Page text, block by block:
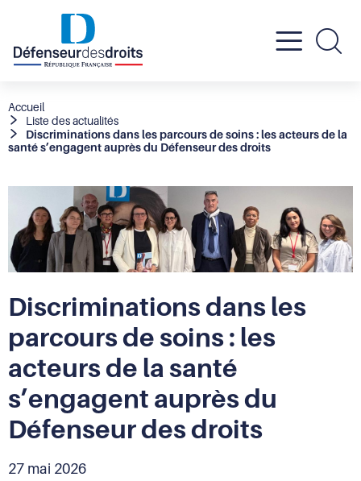
Fil
d'Ariane
Accueil
Liste des actualités
Discriminations dans les parcours de soins : les acteurs de la
santé s’engagent auprès du Défenseur des droits
Discriminations dans les
parcours de soins : les
acteurs de la santé
s’engagent auprès du
Défenseur des droits
27 mai 2026